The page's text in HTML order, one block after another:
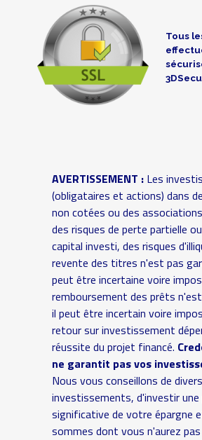
Tous
AVERTISSEMENT :Les
(obligataires et actions) dans
non cotées ou des
des risques de perte partielle
capital investi, des risques
revente des titres n'est pas
peut être incertaine voire
remboursement des prêts
il peut être incertain voire
retour sur investissement
réussite du projet financé.
ne garantit pas vos
Nous vous conseillons de
investissements, d'investir une
significative de votre épargne
sommes dont vous n'aurez